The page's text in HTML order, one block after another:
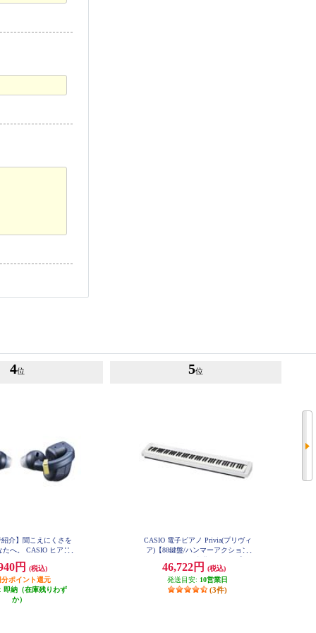
4位
介】聞こえにくさを
たへ。 CASIO ヒアリ
/イヤーカフ型/OTC
対応/イヤホ
/ハウリング抑制/音漏
ル] ER-100PT-NB
円
(税込)
分ポイント還元
即納（在庫残りわず
か）
5位
CASIO 電子ピアノ Privia(プリヴィ
ア)【88鍵盤/ハンマーアクション
X-S1100WE
46,722円
(税込)
発送目安: 10営業日
(3件)